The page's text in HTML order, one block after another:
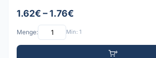
1.62€ – 1.76€
Menge: Min: 1